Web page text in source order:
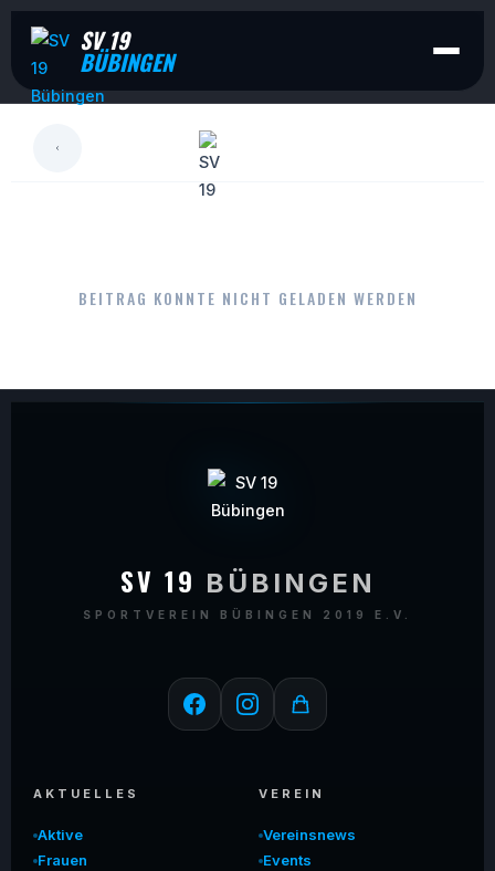
SV 19
BÜBINGEN
BEITRAG KONNTE NICHT GELADEN WERDEN
SV 19 BÜBINGEN
SPORTVEREIN BÜBINGEN 2019 E.V.
AKTUELLES
Aktive
Frauen
VEREIN
Vereinsnews
Events